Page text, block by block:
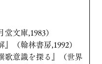
文庫,1983）
（翰林書房,1992）
歌意識を探る』（世界